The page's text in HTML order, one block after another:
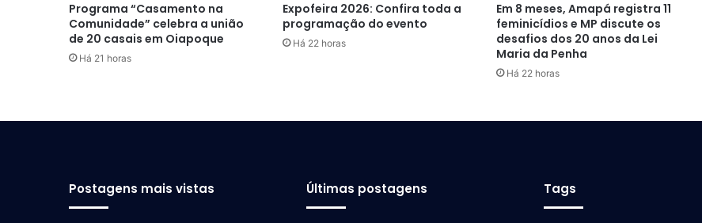
Programa “Casamento na
Comunidade” celebra a união
de 20 casais em Oiapoque
Há 21 horas
Expofeira 2026: Confira toda a
programação do evento
Há 22 horas
Em 8 meses, Amapá registra 11
feminicídios e MP discute os
desafios dos 20 anos da Lei
Maria da Penha
Há 22 horas
Postagens mais vistas Últimas postagens Tags